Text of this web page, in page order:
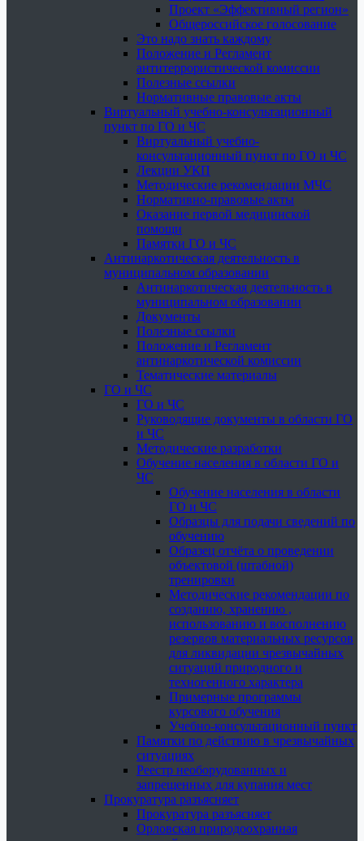
Проект «Эффективный регион»
Общероссийское голосование
Это надо знать каждому
Положение и Регламент
антитеррористической комиссии
Полезные ссылки
Нормативные правовые акты
Виртуальный учебно-консультационный
пункт по ГО и ЧС
Виртуальный учебно-
консультационный пункт по ГО и ЧС
Лекции УКП
Методические рекомендации МЧС
Нормативно-правовые акты
Оказание первой медицинской
помощи
Памятки ГО и ЧС
Антинаркотическая деятельность в
муниципальном образовании
Антинаркотическая деятельность в
муниципальном образовании
Документы
Полезные ссылки
Положение и Регламент
антинаркотической комиссии
Тематические материалы
ГО и ЧС
ГО и ЧС
Руководящие документы в области ГО
и ЧС
Методические разработки
Обучение населения в области ГО и
ЧС
Обучение населения в области
ГО и ЧС
Образцы для подачи сведений по
обучению
Образец отчёта о проведении
объектовой (штабной)
тренировки
Методические рекомендации по
созданию, хранению ,
использованию и восполнению
резервов материальных ресурсов
для ликвидации чрезвычайных
ситуаций природного и
техногенного характера
Примерные программы
курсового обучения
Учебно-консультационный пункт
Памятки по действию в чрезвычайных
ситуациях
Реестр необорудованных и
запрещенных для купания мест
Прокуратура разъясняет
Прокуратура разъясняет
Орловская природоохранная